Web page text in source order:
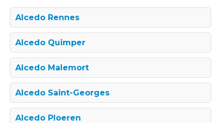
Alcedo Rennes
Alcedo Quimper
Alcedo Malemort
Alcedo Saint-Georges
Alcedo Ploeren